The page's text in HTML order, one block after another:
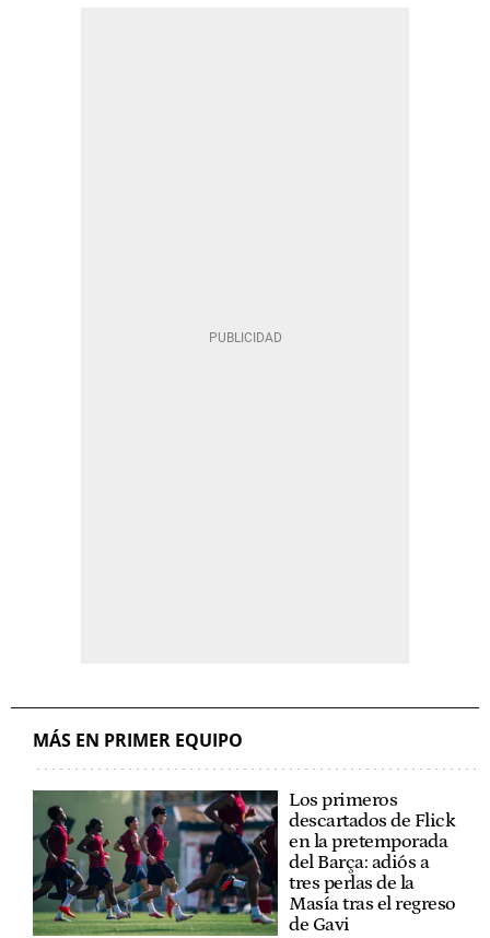
MÁS EN PRIMER EQUIPO
Los primeros
descartados de Flick
en la pretemporada
del Barça: adiós a
tres perlas de la
Masía tras el regreso
de Gavi